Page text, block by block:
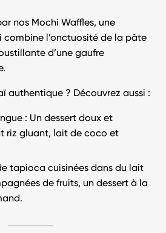
nos Mochi Waffles, une
combine l’onctuosité de la pâte
d’une gaufre
authentique ? Découvrez aussi :
: Un dessert doux et
riz gluant, lait de coco et
tapioca cuisinées dans du lait
de fruits, un dessert à la